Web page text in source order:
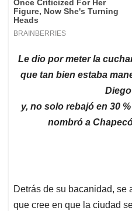
Le dio por meter la
que tan bien estaba
y, no solo rebajó en 30
nombró a
Detrás de su bacanidad, se
que cree en que la ciudad